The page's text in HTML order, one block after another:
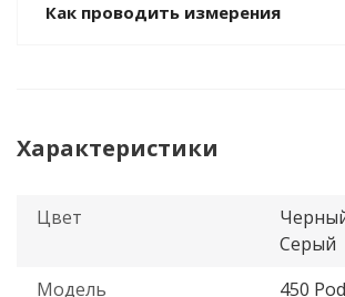
Как проводить измерения
Характеристики
Цвет
Серый
Модель
450